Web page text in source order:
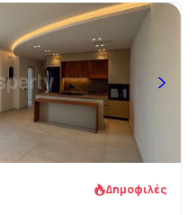
Δημοφιλές